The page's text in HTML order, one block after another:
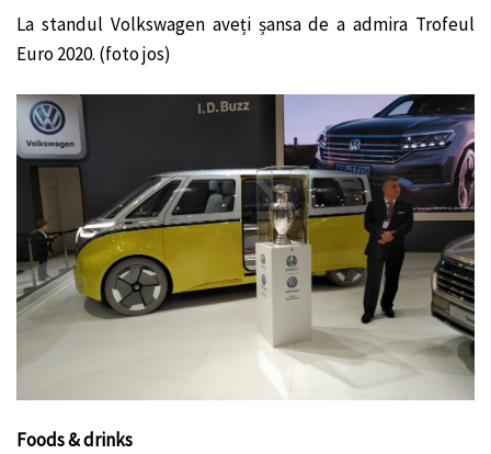
La standul Volkswagen aveți șansa de a admira Trofeul
Euro 2020. (foto jos)
Foods & drinks